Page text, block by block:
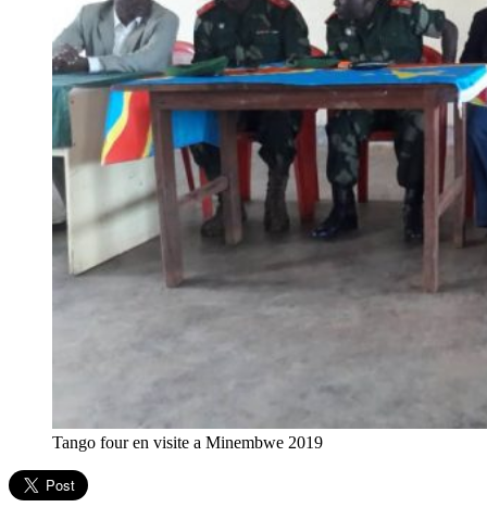
Tango four en visite a Minembwe 2019